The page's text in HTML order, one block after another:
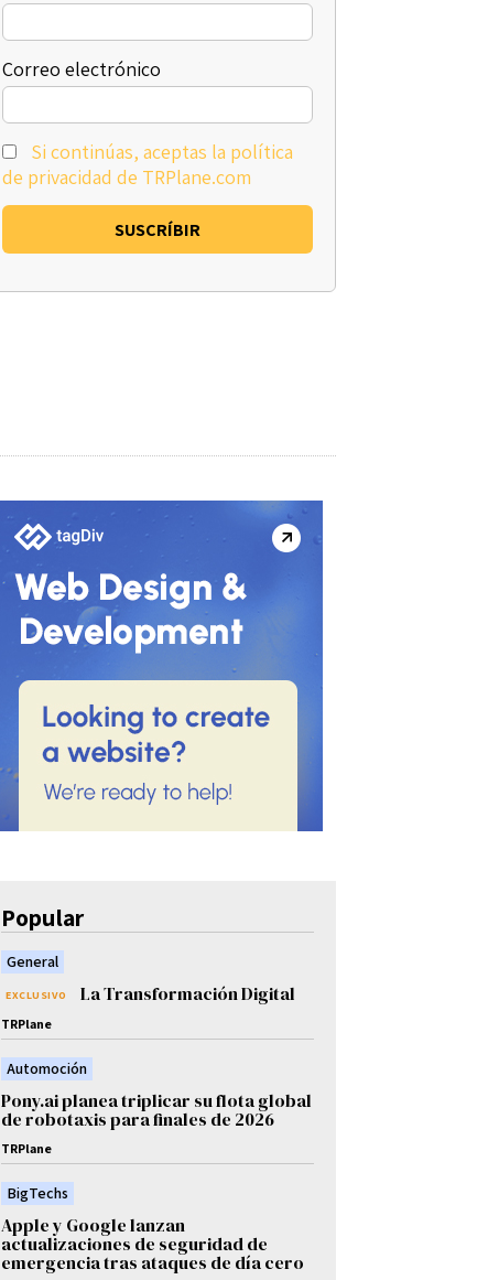
Correo electrónico
Si continúas, aceptas la política
de privacidad de TRPlane.com
Popular
General
La Transformación Digital
TRPlane
Automoción
Pony.ai planea triplicar su flota global
de robotaxis para finales de 2026
TRPlane
BigTechs
Apple y Google lanzan
actualizaciones de seguridad de
emergencia tras ataques de día cero